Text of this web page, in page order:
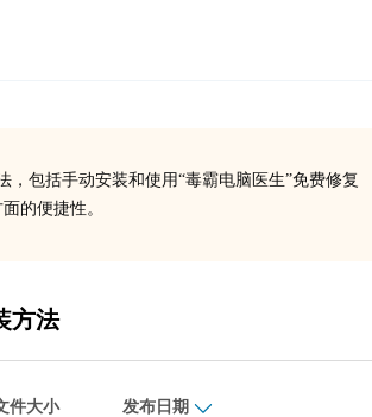
，包括手动安装和使用“毒霸电脑医生”免费修复
的便捷性。
方法
件大小 发布日期